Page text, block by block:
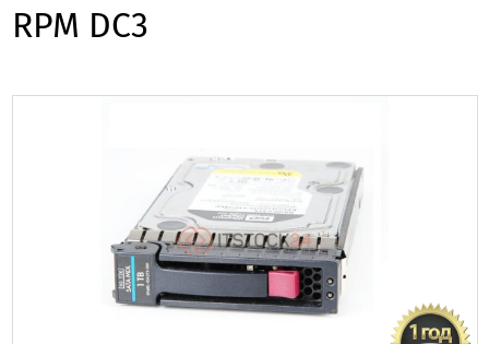
RPM DC3